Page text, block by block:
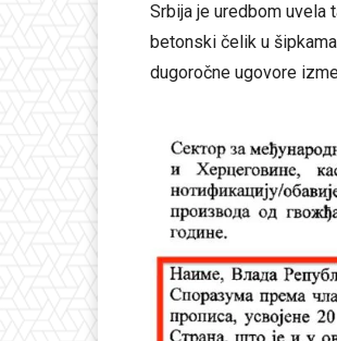
Srbija je uredbom uvela
betonski čelik u
dugoročne ugovore